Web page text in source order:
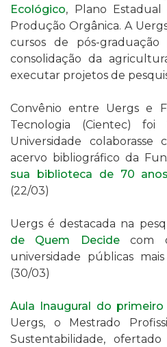
Ecológico, Plano
Produção Orgânica. A
cursos de pós-
consolidação da
executar projetos de
Convênio entre Uergs e
Tecnologia (Cientec)
Universidade
acervo bibliográfico da
sua biblioteca de 70 anos
(22/03)
Uergs é destacada na
de Quem Decide
com
universidade públicas
(30/03)
Aula Inaugural do
Uergs, o Mestrado
Sustentabilidade,